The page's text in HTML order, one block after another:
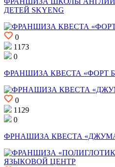
ДЕТЕЙ SKYENG
0
1173
0
ФРАНШИЗА КВЕСТА «ФОРТ
0
1129
0
ФРНАШИЗА КВЕСТА